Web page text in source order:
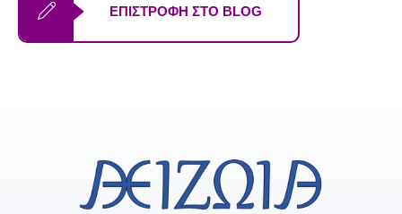
ΕΠΙΣΤΡΟΦΗ ΣΤΟ BLOG